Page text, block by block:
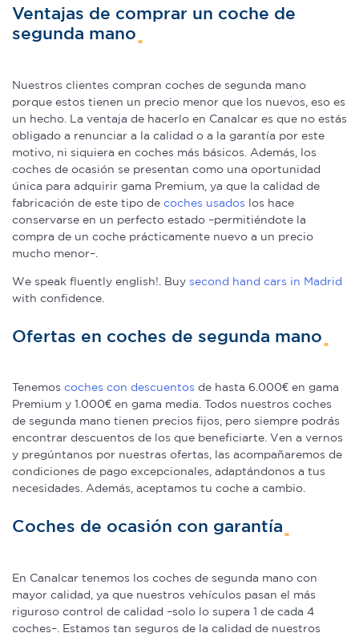
Ventajas de comprar un coche de
segunda mano
Nuestros clientes compran coches de segunda mano
porque estos tienen un precio menor que los nuevos, eso es
un hecho. La ventaja de hacerlo en Canalcar es que no estás
obligado a renunciar a la calidad o a la garantía por este
motivo, ni siquiera en coches más básicos. Además, los
coches de ocasión se presentan como una oportunidad
única para adquirir gama Premium, ya que la calidad de
fabricación de este tipo de coches usados los hace
conservarse en un perfecto estado –permitiéndote la
compra de un coche prácticamente nuevo a un precio
mucho menor–.
We speak fluently english!. Buy second hand cars in Madrid
with confidence.
Ofertas en coches de segunda mano
Tenemos coches con descuentos de hasta 6.000€ en gama
Premium y 1.000€ en gama media. Todos nuestros coches
de segunda mano tienen precios fijos, pero siempre podrás
encontrar descuentos de los que beneficiarte. Ven a vernos
y pregúntanos por nuestras ofertas, las acompañaremos de
condiciones de pago excepcionales, adaptándonos a tus
necesidades. Además, aceptamos tu coche a cambio.
Coches de ocasión con garantía
En Canalcar tenemos los coches de segunda mano con
mayor calidad, ya que nuestros vehículos pasan el más
riguroso control de calidad –solo lo supera 1 de cada 4
coches–. Estamos tan seguros de la calidad de nuestros